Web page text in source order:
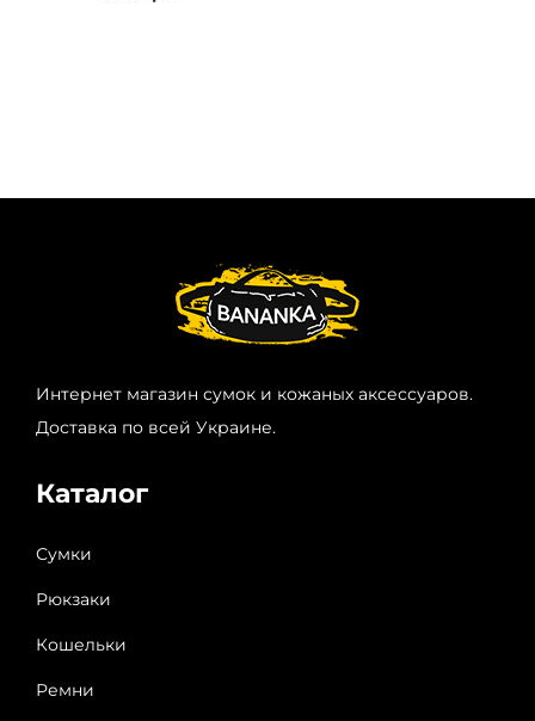
Интернет магазин сумок и кожаных аксессуаров.
Доставка по всей Украине.
Каталог
Сумки
Рюкзаки
Кошельки
Ремни